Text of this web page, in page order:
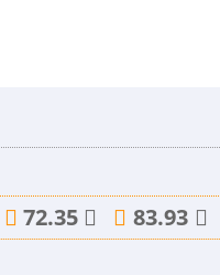
72.35 83.93